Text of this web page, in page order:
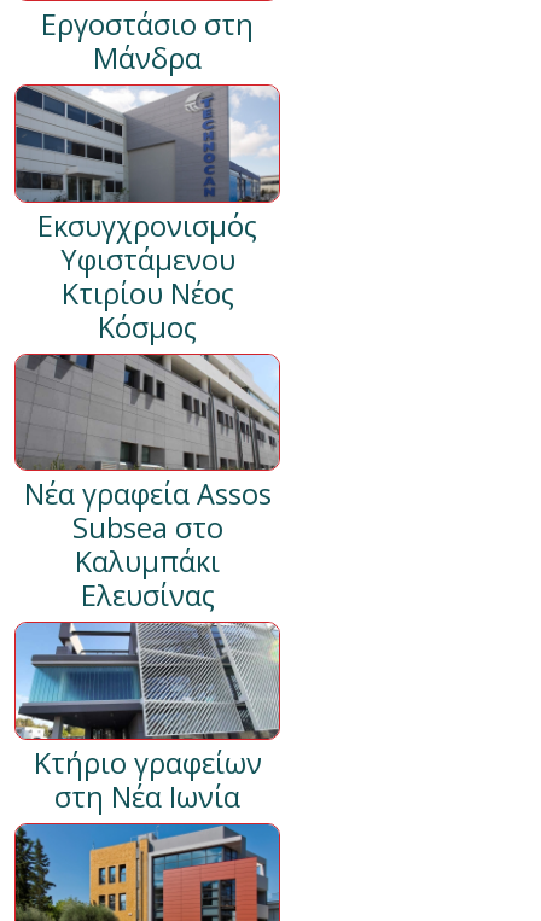
Εργοστάσιο στη
Μάνδρα
Εκσυγχρονισμός
Υφιστάμενου
Κτιρίου Νέος
Κόσμος
Νέα γραφεία Assos
Subsea στο
Καλυμπάκι
Ελευσίνας
Κτήριο γραφείων
στη Νέα Ιωνία